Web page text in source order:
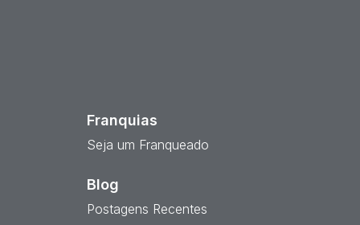
Franquias
Seja um Franqueado
Blog
Postagens Recentes